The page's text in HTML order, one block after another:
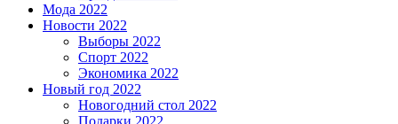
Мода 2022
Новости 2022
Выборы 2022
Спорт 2022
Экономика 2022
Новый год 2022
Новогодний стол 2022
Подарки 2022